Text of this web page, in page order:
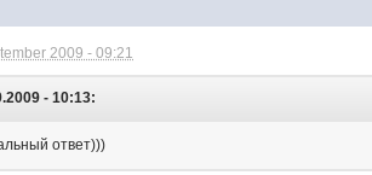
2009 - 09:21
- 10:13:
ответ)))